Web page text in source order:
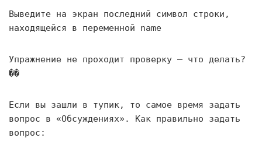
Выведите на экран последний символ строки,
находящейся в переменной name
Упражнение не проходит проверку — что делать?
��
Если вы зашли в тупик, то самое время задать
вопрос в «Обсуждениях». Как правильно задать
вопрос: